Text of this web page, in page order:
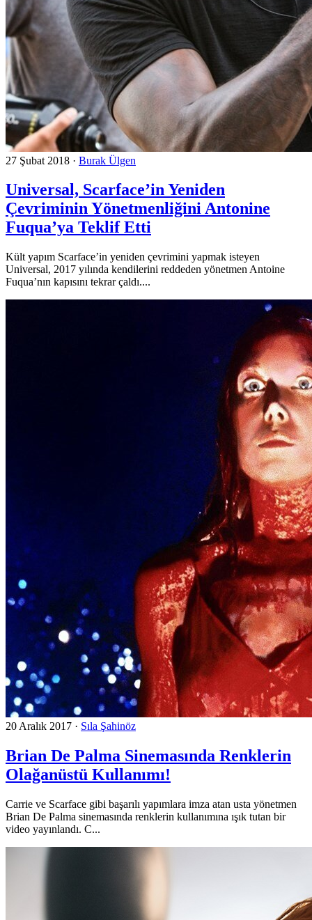
27 Şubat 2018 · Burak Ülgen
Universal, Scarface’in Yeniden
Çevriminin Yönetmenliğini Antonine
Fuqua’ya Teklif Etti
Kült yapım Scarface’in yeniden çevrimini yapmak isteyen
Universal, 2017 yılında kendilerini reddeden yönetmen Antoine
Fuqua’nın kapısını tekrar çaldı....
20 Aralık 2017 · Sıla Şahinöz
Brian De Palma Sinemasında Renklerin
Olağanüstü Kullanımı!
Carrie ve Scarface gibi başarılı yapımlara imza atan usta yönetmen
Brian De Palma sinemasında renklerin kullanımına ışık tutan bir
video yayınlandı. C...